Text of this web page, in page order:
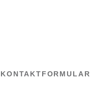
KONTAKTFORMULAR